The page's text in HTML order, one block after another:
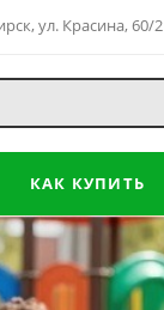
ул. Красина, 60/2
КАК КУПИТЬ